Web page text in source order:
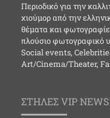
Περιοδικό για την
χιούμορ από την
θέματα και
πλούσιο φωτογραφικό
Social events,
Art/Cinema/Theater,
ΣΤΗΛΕΣ VIP NEWS